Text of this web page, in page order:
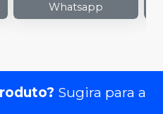
Whatsapp
Sugira para a